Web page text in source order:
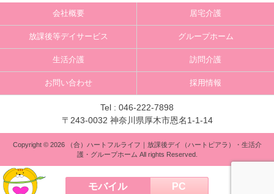
ー
シ
ョ
ン
会社概要 居宅介護
放課後等デイサービス グループホーム
生活介護 訪問介護
お問い合わせ 採用情報
Tel : 046-222-7898
〒243-0032 神奈川県厚木市恩名1-1-14
Copyright © 2026 （合）ハートフルライフ｜放課後デイ（ハートピアラ）・生活介
護・グループホーム All rights Reserved.
モバイル PC